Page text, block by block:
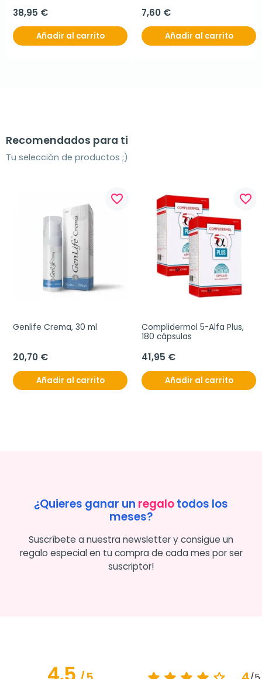
38,95 €
Añadir al carrito
7,60 €
Añadir al carrito
Recomendados para ti
Tu selección de productos ;)
favorite_border
Genlife Crema, 30 ml
20,70 €
Añadir al carrito
favorite_border
Complidermol 5-Alfa Plus,
180 cápsulas
41,95 €
Añadir al carrito
¿Quieres ganar un regalotodos los
meses?
Suscríbete a nuestra newsletter y consigue un
regalo especial en tu compra de cada mes por ser
suscriptor!